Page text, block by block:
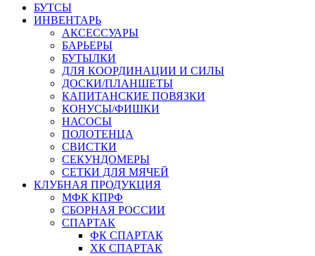
БУТСЫ
ИНВЕНТАРЬ
АКСЕССУАРЫ
БАРЬЕРЫ
БУТЫЛКИ
ДЛЯ КООРДИНАЦИИ И СИЛЫ
ДОСКИ/ПЛАНШЕТЫ
КАПИТАНСКИЕ ПОВЯЗКИ
КОНУСЫ/ФИШКИ
НАСОСЫ
ПОЛОТЕНЦА
СВИСТКИ
СЕКУНДОМЕРЫ
СЕТКИ ДЛЯ МЯЧЕЙ
КЛУБНАЯ ПРОДУКЦИЯ
МФК КПРФ
СБОРНАЯ РОССИИ
СПАРТАК
ФК СПАРТАК
ХК СПАРТАК